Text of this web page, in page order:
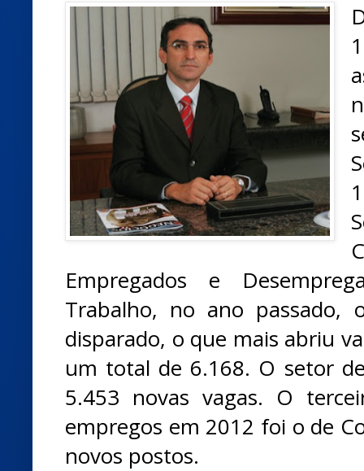
Empregados e
Trabalho, no ano passado,
disparado, o que mais abriu
um total de 6.168. O setor
5.453 novas vagas. O
empregos em 2012 foi o de
novos postos.